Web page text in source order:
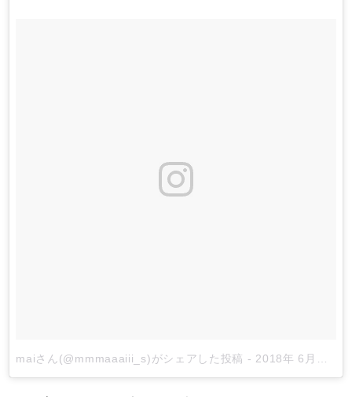
maiさん(@mmmaaaiii_s)がシェアした投稿 - 2018年 6月月28日午前6時23分PDT